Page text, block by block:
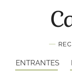
—
ENTRANTES